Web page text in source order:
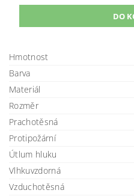
Hmotnost
Barva
Materiál
Rozměr
Prachotěsná
Protipožární
Útlum hluku
Vlhkuvzdorná
Vzduchotěsná